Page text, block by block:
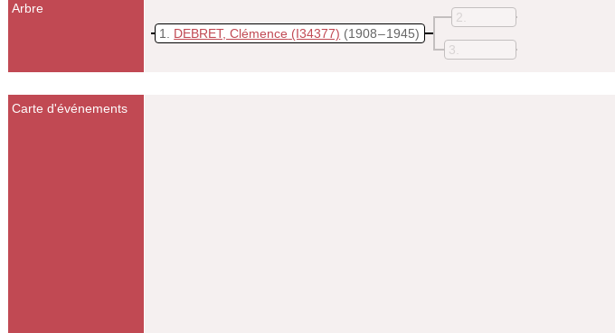
Arbre
1
DEBRET, Clémence (I34377) (1908 – 1945)
2
3
Carte d'événements